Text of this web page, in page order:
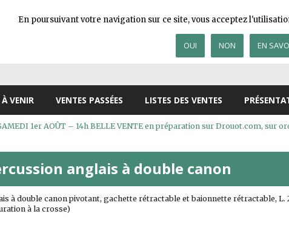
VENIR VENTES PASSÉES LISTES DES VENTES
1er AOÛT – 14h BELLE VENTE en préparation sur Drouot.com, sur
anglais à double canon
à double canon pivotant, gachette rétractable et baionnette rétractable, L.
à la crosse)
En poursuivant votre navigation sur ce site, vous acceptez
OUI NON EN